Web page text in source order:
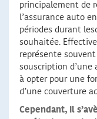
principalement de
l’assurance auto
périodes durant
souhaitée.
représente
souscription d’une
à opter pour une
d’une couverture
Cependant, il